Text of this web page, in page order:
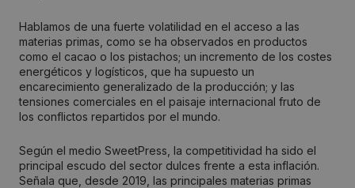
Hablamos de una fuerte volatilidad en el acceso a las
materias primas, como se ha observados en productos
como el cacao o los pistachos; un incremento de los costes
energéticos y logísticos, que ha supuesto un
encarecimiento generalizado de la producción; y las
tensiones comerciales en el paisaje internacional fruto de
los conflictos repartidos por el mundo.
Según el medio SweetPress, la competitividad ha sido el
principal escudo del sector dulces frente a esta inflación.
Señala que, desde 2019, las principales materias primas